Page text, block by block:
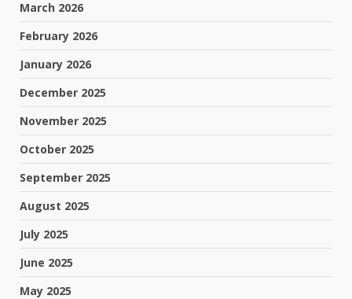
March 2026
February 2026
January 2026
December 2025
November 2025
October 2025
September 2025
August 2025
July 2025
June 2025
May 2025